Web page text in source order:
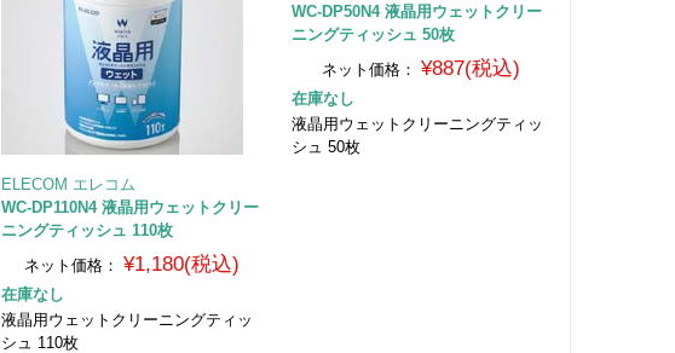
ELECOM エレコム
WC-DP110N4 液晶用ウェットクリー
ニングティッシュ 110枚
ネット価格：
¥1,180(税込)
在庫なし
液晶用ウェットクリーニングティッ
シュ 110枚
WC-DP50N4 液晶用ウェットクリー
ニングティッシュ 50枚
ネット価格：
¥887(税込)
在庫なし
液晶用ウェットクリーニングティッ
シュ 50枚